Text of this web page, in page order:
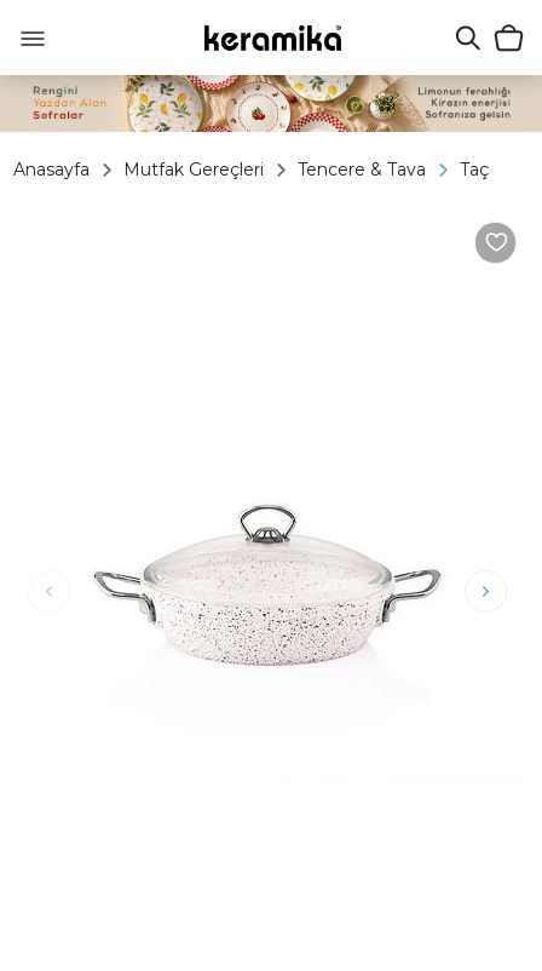
Anasayfa Mutfak Gereçleri Tencere & Tava Taç